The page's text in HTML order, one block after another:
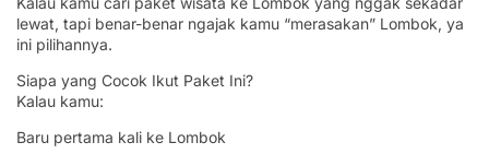
lewat, tapi benar-benar ngajak kamu “merasakan” Lombok, ya
ini pilihannya.
Siapa yang Cocok Ikut Paket Ini?
Kalau kamu:
Baru pertama kali ke Lombok